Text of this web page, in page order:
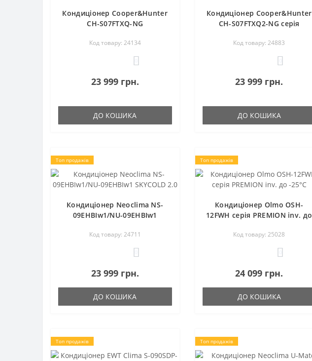
Кондиціонер Cooper&Hunter
CH-S07FTXQ-NG
Код товару: 24134
23 999 грн.
ДО КОШИКА
Кондиціонер Cooper&Hunter
CH-S07FTXQ2-NG серія
Код товару: 24883
23 999 грн.
ДО КОШИКА
Топ продажів
Кондиціонер Neoclima NS-
09EHBIw1/NU-09EHBIw1
Код товару: 24711
23 999 грн.
ДО КОШИКА
Топ продажів
Кондиціонер Olmo OSH-
12FWH серія PREMION inv. до
Код товару: 25028
24 099 грн.
ДО КОШИКА
Топ продажів Топ продажів